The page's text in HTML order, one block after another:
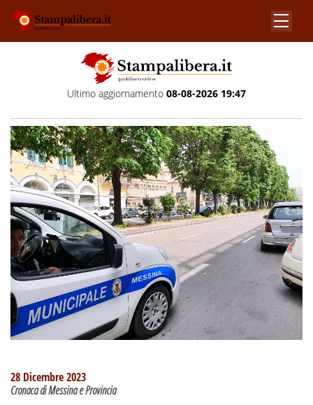
Ultimo aggiornamento 08-08-2026 19:47
28 Dicembre 2023
Cronaca di Messina e Provincia